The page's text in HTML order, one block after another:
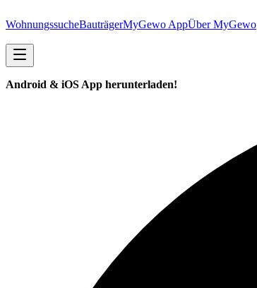
WohnungssucheBauträgerMyGewo AppÜber MyGewo
Android & iOS App herunterladen!